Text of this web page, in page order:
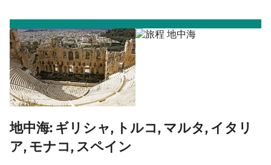
地中海: ギリシャ, トルコ, マルタ, イタリ
ア, モナコ, スペイン